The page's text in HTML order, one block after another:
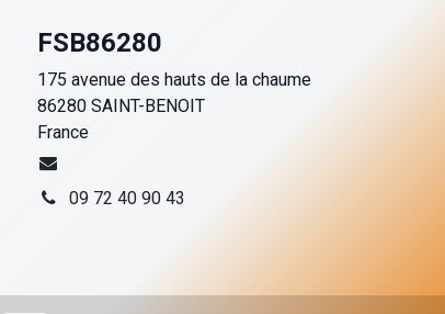
FSB86280
175 avenue des hauts de la chaume
86280 SAINT-BENOIT
France
09 72 40 90 43